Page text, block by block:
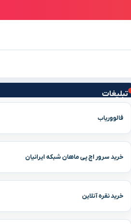
تبلیغات
فالووریاب
خرید سرور اچ پی ماهان شبکه ایرانیان
خرید نقره آنلاین